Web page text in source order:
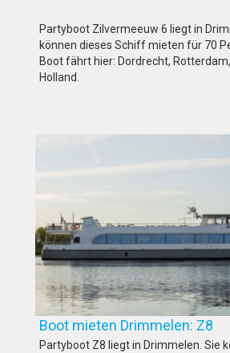
Partyboot Zilvermeeuw 6 liegt in
können dieses Schiff mieten für 70
Boot fährt hier: Dordrecht,
Holland.
Boot mieten
Partyboot Z8 liegt in Drimmelen. Sie